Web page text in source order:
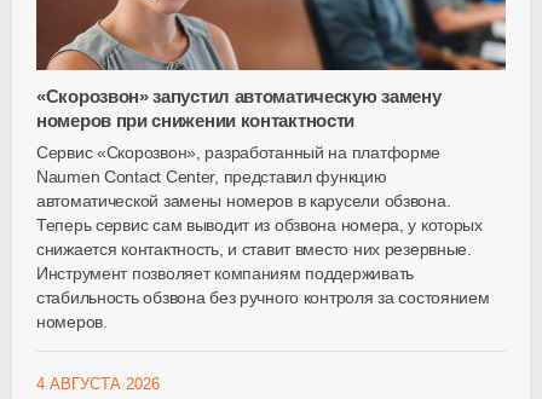
«Скорозвон» запустил автоматическую замену
номеров при снижении контактности
Сервис «Скорозвон», разработанный на платформе
Naumen Contact Center, представил функцию
автоматической замены номеров в карусели обзвона.
Теперь сервис сам выводит из обзвона номера, у которых
снижается контактность, и ставит вместо них резервные.
Инструмент позволяет компаниям поддерживать
стабильность обзвона без ручного контроля за состоянием
номеров.
4 АВГУСТА 2026